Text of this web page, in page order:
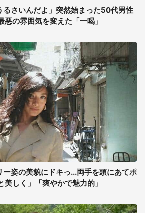
るさいんだよ」突然始まった50代男性
悪の雰囲気を変えた「一喝」
ー姿の美貌にドキっ...両手を頭にあてポ
美しく」「爽やかで魅力的」